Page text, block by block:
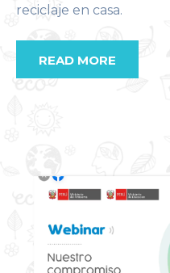
reciclaje en casa.
READ MORE